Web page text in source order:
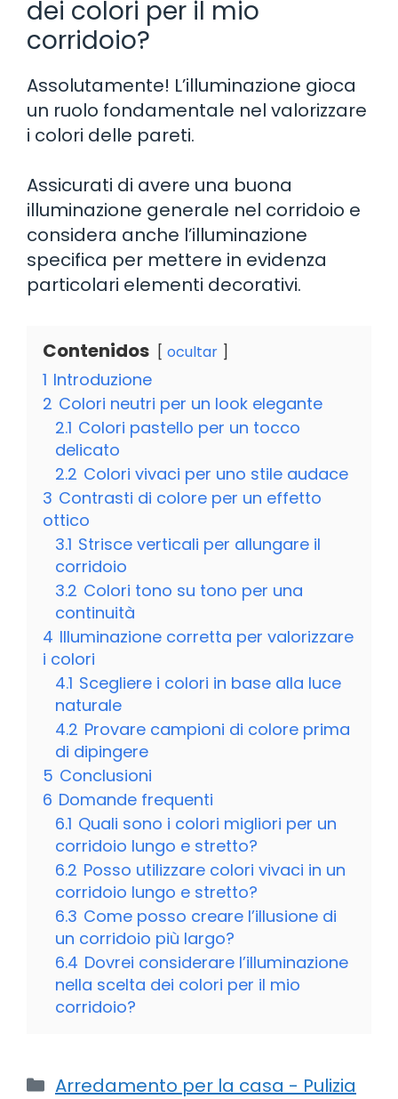
dei colori per il mio
corridoio?
Assolutamente! L’illuminazione gioca
un ruolo fondamentale nel valorizzare
i colori delle pareti.
Assicurati di avere una buona
illuminazione generale nel corridoio e
considera anche l’illuminazione
specifica per mettere in evidenza
particolari elementi decorativi.
Contenidos ocultar
1 Introduzione
2 Colori neutri per un look elegante
2.1 Colori pastello per un tocco
delicato
2.2 Colori vivaci per uno stile audace
3 Contrasti di colore per un effetto
ottico
3.1 Strisce verticali per allungare il
corridoio
3.2 Colori tono su tono per una
continuità
4 Illuminazione corretta per valorizzare
i colori
4.1 Scegliere i colori in base alla luce
naturale
4.2 Provare campioni di colore prima
di dipingere
5 Conclusioni
6 Domande frequenti
6.1 Quali sono i colori migliori per un
corridoio lungo e stretto?
6.2 Posso utilizzare colori vivaci in un
corridoio lungo e stretto?
6.3 Come posso creare l’illusione di
un corridoio più largo?
6.4 Dovrei considerare l’illuminazione
nella scelta dei colori per il mio
corridoio?
Categorie
Arredamento per la casa - Pulizia